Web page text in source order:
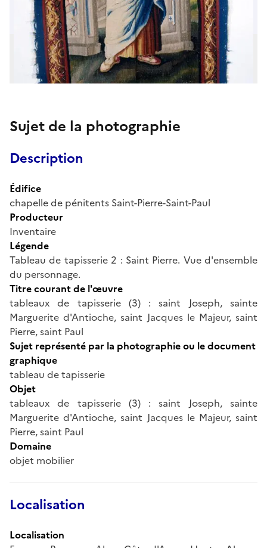
Sujet de la photographie
Description
Édifice
chapelle de pénitents Saint-Pierre-Saint-Paul
Producteur
Inventaire
Légende
Tableau de tapisserie 2 : Saint Pierre. Vue d'ensemble
du personnage.
Titre courant de l'œuvre
tableaux de tapisserie (3) : saint Joseph, sainte
Marguerite d'Antioche, saint Jacques le Majeur, saint
Pierre, saint Paul
Sujet représenté par la photographie ou le document
graphique
tableau de tapisserie
Objet
tableaux de tapisserie (3) : saint Joseph, sainte
Marguerite d'Antioche, saint Jacques le Majeur, saint
Pierre, saint Paul
Domaine
objet mobilier
Localisation
Localisation